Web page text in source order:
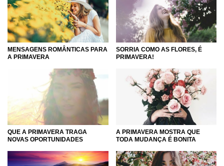
frases cheias de positividade, amor pela natureza e
valorização do que existe de melhor nesta estação do ano.
Compartilhe com as pessoas que amam a primavera tanto
quanto você ou conquiste as pessoas que ainda não são
as maiores fãs dessa estação. Assim como você, elas
descobrirão que a primavera vai além das flores e do clima
agradável.
Nesta categoria, você vai encontrar mensagens que te
motivam a enxergar o melhor dos seus dias!
MENSAGENS ROMÂNTICAS PARA
A PRIMAVERA
SORRIA COMO AS FLORES, É
PRIMAVERA!
QUE A PRIMAVERA TRAGA
NOVAS OPORTUNIDADES
A PRIMAVERA MOSTRA QUE
TODA MUDANÇA É BONITA